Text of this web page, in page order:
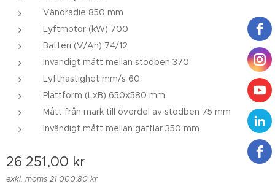
Vändradie 850 mm
Lyftmotor (kW) 700
Batteri (V/Ah) 74/12
Invändigt mått mellan stödben 370
Lyfthastighet mm/s 60
Plattform (LxB) 650x580 mm
Mått från mark till överdel av stödben 75 mm
Invändigt mått mellan gafflar 350 mm
26 251,00 kr
exkl. moms 21 000,80 kr